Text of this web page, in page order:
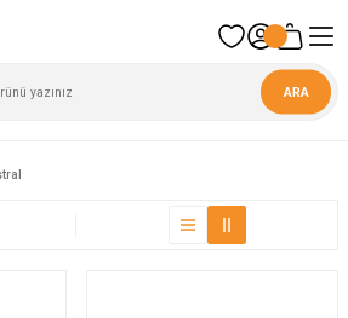
ARA